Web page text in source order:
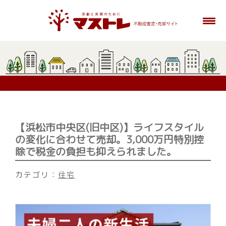
【浜松市中央区(旧中区)】ライフスタイル
の変化に合わせて売却。3,000万円特別控
除で税金の負担も抑えられました。
カテゴリ： 住宅